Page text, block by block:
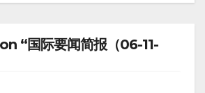
“国际要闻简报（06-11-